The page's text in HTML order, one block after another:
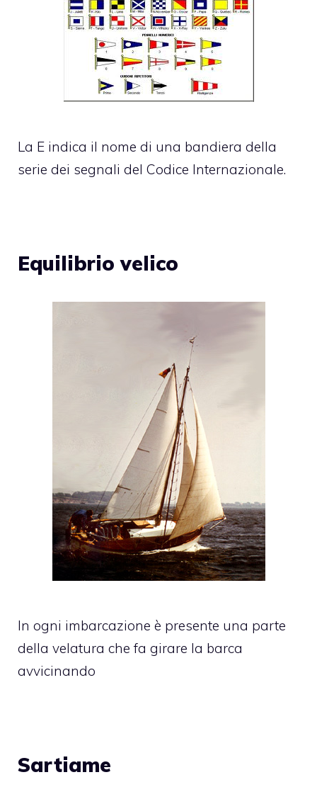
La E indica il nome di una bandiera della
serie dei segnali del Codice Internazionale.
Equilibrio velico
In ogni imbarcazione è presente una parte
della velatura che fa girare la barca
avvicinando
Sartiame